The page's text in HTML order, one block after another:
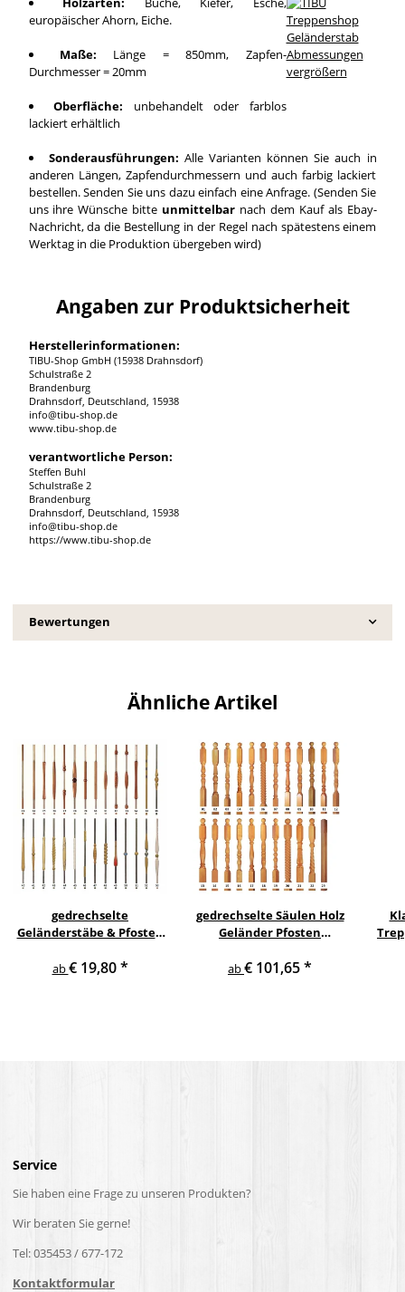
europäischer Ahorn, Eiche.
Maße: Länge = 850mm, Zapfen-
Durchmesser = 20mm
Oberfläche: unbehandelt oder farblos
lackiert erhältlich
vergrößern
Sonderausführungen: Alle Varianten können Sie auch in
anderen Längen, Zapfendurchmessern und auch farbig lackiert
bestellen. Senden Sie uns dazu einfach eine Anfrage. (Senden Sie
uns ihre Wünsche bitte unmittelbar nach dem Kauf als Ebay-
Nachricht, da die Bestellung in der Regel nach spätestens einem
Werktag in die Produktion übergeben wird)
Angaben zur Produktsicherheit
Herstellerinformationen:
TIBU-Shop GmbH (15938 Drahnsdorf)
Schulstraße 2
Brandenburg
Drahnsdorf, Deutschland, 15938
info@tibu-shop.de
www.tibu-shop.de
verantwortliche Person:
Steffen Buhl
Schulstraße 2
Brandenburg
Drahnsdorf, Deutschland, 15938
info@tibu-shop.de
https://www.tibu-shop.de
Bewertungen
Ähnliche Artikel
gedrechselte
Geländerstäbe & Pfosten
Treppe Geländer Säule
ab€ 19,80*
gedrechselte Säulen Holz
Geländer Pfosten
Holzpfosten Holzsäulen
ab€ 101,65*
Service
Sie haben eine Frage zu unseren Produkten?
Wir beraten Sie gerne!
Tel: 035453 / 677-172
Kontaktformular